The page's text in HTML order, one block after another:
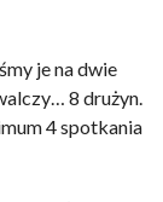
je na dwie
8 drużyn.
4 spotkania